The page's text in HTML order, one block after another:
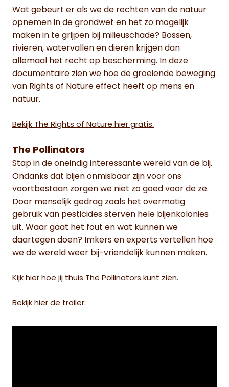
Wat gebeurt er als we de rechten van de natuur
opnemen in de grondwet en het zo mogelijk
maken in te grijpen bij milieuschade? Bossen,
rivieren, watervallen en dieren krijgen dan
allemaal het recht op bescherming. In deze
documentaire zien we hoe de groeiende beweging
van Rights of Nature effect heeft op mens en
natuur.
Bekijk The Rights of Nature hier gratis.
The Pollinators
Stap in de oneindig interessante wereld van de bij.
Ondanks dat bijen onmisbaar zijn voor ons
voortbestaan zorgen we niet zo goed voor de ze.
Door menselijk gedrag zoals het overmatig
gebruik van pesticides sterven hele bijenkolonies
uit. Waar gaat het fout en wat kunnen we
daartegen doen? Imkers en experts vertellen hoe
we de wereld weer bij-vriendelijk kunnen maken.
Kijk hier hoe jij thuis The Pollinators kunt zien.
Bekijk hier de trailer: